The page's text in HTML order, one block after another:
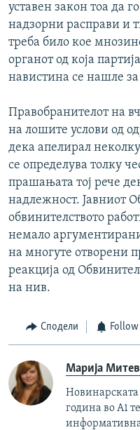
уставен закон тоа да
надзорни расправи и
треба било кое
органот од која
навистина се нашле
Правобранителот на
на лошите услови од
дека апелирал
се определува толку
прашањата тој рече
надлежност. Јавниот
обвинителството
немало
на многуте отворени
реакција од
на нив.
Сподели
Марија
Новинарската
година во А1